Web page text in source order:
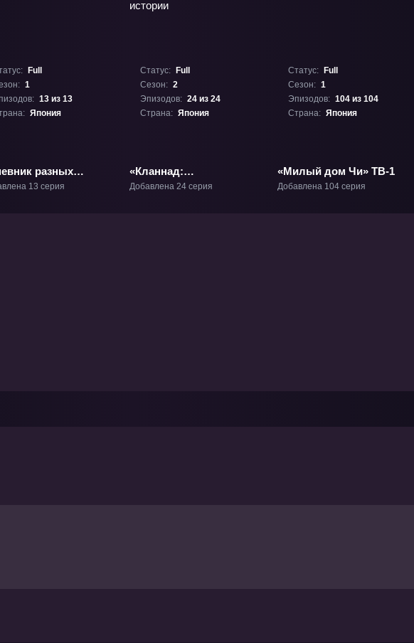
Full
1
13 из 13
Япония
разных
ТВ-1
13 серия
Статус:
Full
Сезон: 2
Эпизодов: 24 из 24
Страна: Япония
«Кланнад:
Продолжение истории»
Добавлена 24 серия
Статус:
Full
Сезон: 1
Эпизодов: 104 из 104
Страна: Япония
«Милый дом Чи» ТВ-1
Добавлена 104 серия